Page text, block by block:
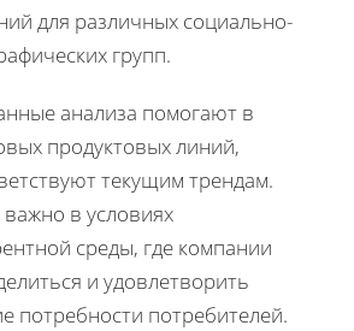
для различных социально-
групп.
анализа помогают в
продуктовых линий,
текущим трендам.
в условиях
среды, где компании
и удовлетворить
потребности потребителей.